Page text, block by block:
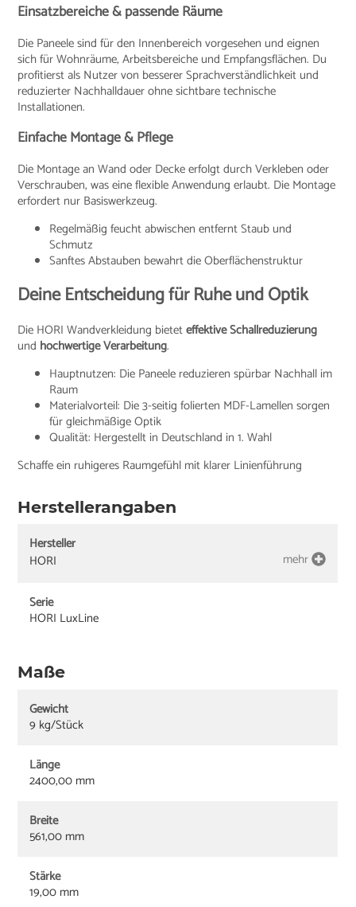
Einsatzbereiche & passende Räume
Die Paneele sind für den Innenbereich vorgesehen und eignen
sich für Wohnräume, Arbeitsbereiche und Empfangsflächen. Du
profitierst als Nutzer von besserer Sprachverständlichkeit und
reduzierter Nachhalldauer ohne sichtbare technische
Installationen.
Einfache Montage & Pflege
Die Montage an Wand oder Decke erfolgt durch Verkleben oder
Verschrauben, was eine flexible Anwendung erlaubt. Die Montage
erfordert nur Basiswerkzeug.
Regelmäßig feucht abwischen entfernt Staub und
Schmutz
Sanftes Abstauben bewahrt die Oberflächenstruktur
Deine Entscheidung für Ruhe und Optik
Die HORI Wandverkleidung bieteteffektive Schallreduzierung
und hochwertige Verarbeitung.
Hauptnutzen: Die Paneele reduzieren spürbar Nachhall im
Raum
Materialvorteil: Die 3-seitig folierten MDF-Lamellen sorgen
für gleichmäßige Optik
Qualität: Hergestellt in Deutschland in 1. Wahl
Schaffe ein ruhigeres Raumgefühl mit klarer Linienführung
Herstellerangaben
Hersteller
HORI
mehr
Serie
HORI LuxLine
Maße
Gewicht
9 kg/Stück
Länge
2400,00 mm
Breite
561,00 mm
Stärke
19,00 mm